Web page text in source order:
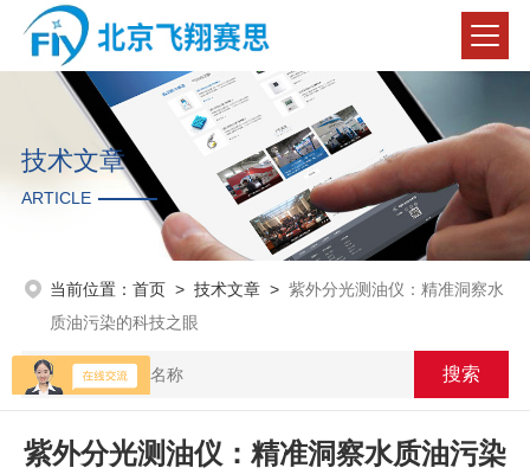
技术文章
ARTICLE
当前位置： 首页> 技术文章> 紫外分光测油仪：精准洞察水
质油污染的科技之眼
紫外分光测油仪：精准洞察水质油污染